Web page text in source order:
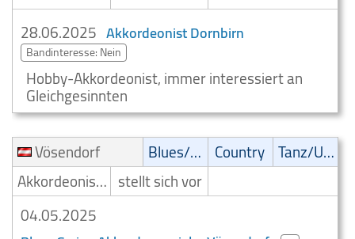
28.06.2025 Akkordeonist Dornbirn
Bandinteresse: Nein
Hobby-Akkordeonist, immer interessiert an
Gleichgesinnten
Vösendorf
Blues/Swing Country
Tanz/Unterhaltungsmusik
Akkordeonist/Akkordeonspieler stellt sich vor
04.05.2025